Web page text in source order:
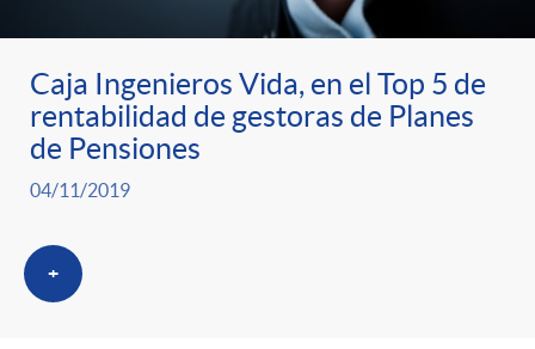
Caja Ingenieros Vida, en el Top 5 de
rentabilidad de gestoras de Planes
de Pensiones
04/11/2019
+